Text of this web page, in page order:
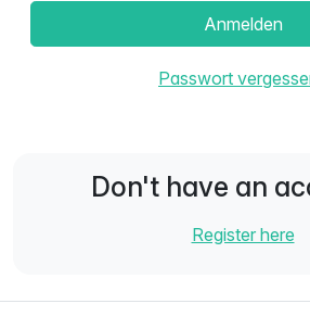
Anmelden
Passwort
Don't have an
Register here